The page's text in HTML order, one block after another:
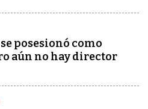
posesionó como
aún no hay director